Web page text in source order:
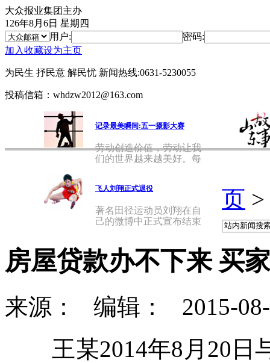
大众报业集团主办
126年8月6日 星期四
用户:
密码:
加入收藏设为主页
为民生 抒民意 解民忧 新闻热线:0631-5230055
投稿信箱：whdzw2012@163.com
记录最美瞬间:五一摄影大赛
劳动创造价值，劳动让我
们的世界越来越美好。每
飞人刘翔正式退役
著名田径运动员刘翔在自
己的微博中正式宣布结束
页 >
房屋贷款办不下来 买
来源： 编辑：
2015-
王某2014年8月20日